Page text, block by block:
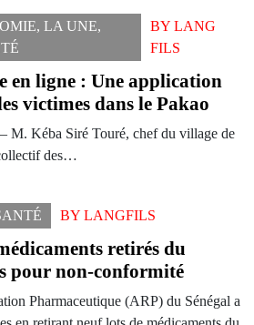
, LA UNE,
BYLANG
FILS
en ligne : Une application
victimes dans le Pakao
M. Kéba Siré Touré, chef du village de
des…
BY LANGFILS
retirés du
pour non-conformité
Pharmaceutique (ARP) du Sénégal a